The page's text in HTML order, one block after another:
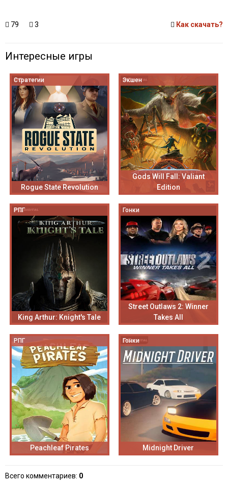
79 3 Как скачать?
Интересные игры
Стратегии
Rogue State Revolution
Экшен
Gods Will Fall: Valiant
Edition
РПГ
King Arthur: Knight's Tale
Гонки
Street Outlaws 2: Winner
Takes All
РПГ
Peachleaf Pirates
Гонки
Midnight Driver
Всего комментариев: 0